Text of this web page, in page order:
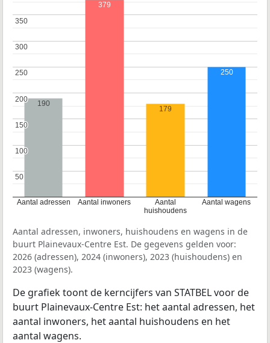
Aantal adressen Aantal inwoners
Aantal
huishoudens
Aantal wagens
50
50
100
100
150
150
200
200
250
250
300
300
350
350
190
379
179
250
Aantal adressen, inwoners, huishoudens en wagens in de
buurt Plainevaux-Centre Est. De gegevens gelden voor:
2026 (adressen), 2024 (inwoners), 2023 (huishoudens) en
2023 (wagens).
De grafiek toont de kerncijfers van STATBEL voor de
buurt Plainevaux-Centre Est: het aantal adressen, het
aantal inwoners, het aantal huishoudens en het
aantal wagens.